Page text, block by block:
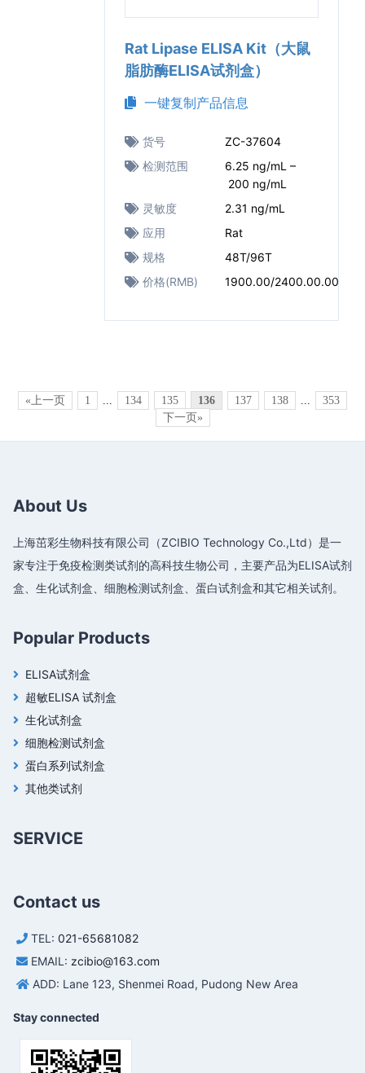
Rat Lipase ELISA Kit（大鼠
脂肪酶ELISA试剂盒）
一键复制产品信息
货号
ZC-37604
检测范围
6.25 ng/mL –
200 ng/mL
灵敏度
2.31 ng/mL
应用
Rat
规格
48T/96T
价格(RMB)
1900.00/2400.00.00
«上一页 1 ... 134 135 136 137 138 ...
353
下一页»
About Us
上海茁彩生物科技有限公司（ZCIBIO Technology Co.,Ltd）是一
家专注于免疫检测类试剂的高科技生物公司，主要产品为ELISA试剂
盒、生化试剂盒、细胞检测试剂盒、蛋白试剂盒和其它相关试剂。
Popular Products
ELISA试剂盒
超敏ELISA 试剂盒
生化试剂盒
细胞检测试剂盒
蛋白系列试剂盒
其他类试剂
SERVICE
Contact us
TEL: 021-65681082
EMAIL: zcibio@163.com
ADD: Lane 123, Shenmei Road, Pudong New Area
Stay connected